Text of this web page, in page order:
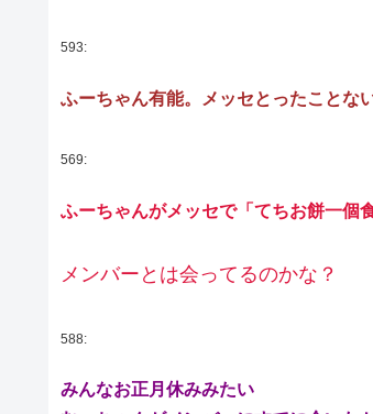
593:
ふーちゃん有能。メッセとったことな
569:
ふーちゃんがメッセで「てちお餅一個
メンバーとは会ってるのかな？
588:
みんなお正月休みみたい